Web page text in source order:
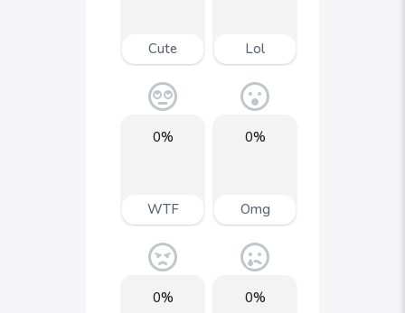
Lol
Cute
0%
Omg
0%
WTF
0%
0%